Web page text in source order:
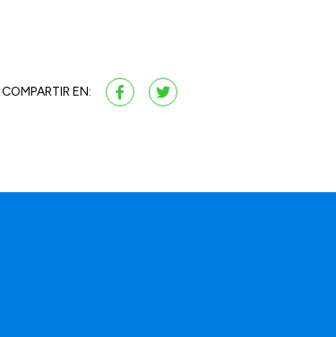
COMPARTIR EN: